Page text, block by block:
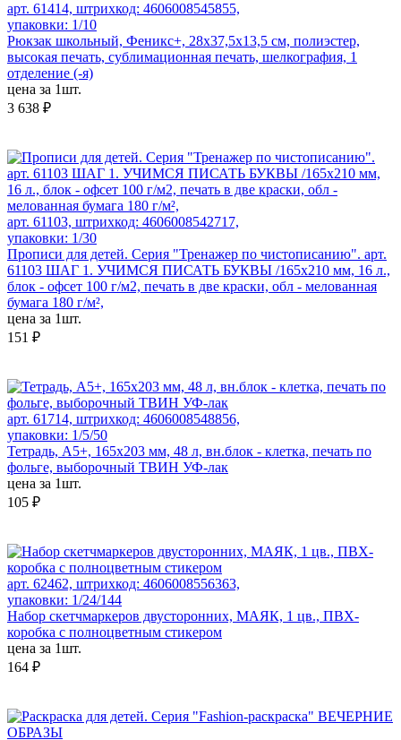
арт. 61414, штрихкод: 4606008545855,
упаковки: 1/10
Рюкзак школьный, Феникс+, 28х37,5х13,5 см, полиэстер,
высокая печать, сублимационная печать, шелкография, 1
отделение (-я)
цена за 1шт.
3 638 ₽
арт. 61103, штрихкод: 4606008542717,
упаковки: 1/30
Прописи для детей. Серия "Тренажер по чистописанию". арт.
61103 ШАГ 1. УЧИМСЯ ПИСАТЬ БУКВЫ /165х210 мм, 16 л.,
блок - офсет 100 г/м2, печать в две краски, обл - мелованная
бумага 180 г/м²,
цена за 1шт.
151 ₽
арт. 61714, штрихкод: 4606008548856,
упаковки: 1/5/50
Тетрадь, А5+, 165х203 мм, 48 л, вн.блок - клетка, печать по
фольге, выборочный ТВИН УФ-лак
цена за 1шт.
105 ₽
арт. 62462, штрихкод: 4606008556363,
упаковки: 1/24/144
Набор скетчмаркеров двусторонних, МАЯК, 1 цв., ПВХ-
коробка с полноцветным стикером
цена за 1шт.
164 ₽